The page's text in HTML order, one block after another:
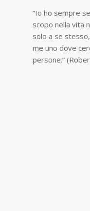
“Io ho sempre
scopo nella vita
solo a se
me uno dove
persone.”